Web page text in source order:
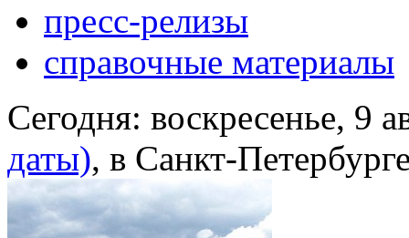
пресс-релизы
справочные материалы
Сегодня: воскресенье, 9
даты), в Санкт-